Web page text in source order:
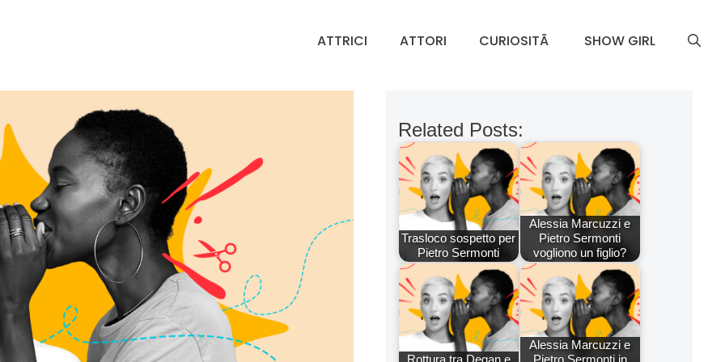
ATTRICI ATTORI CURIOSITÃ SHOW GIRL
Related Posts:
Trasloco sospetto per
Pietro Sermonti
Alessia Marcuzzi e
Pietro Sermonti
vogliono un figlio?
Alessia Marcuzzi e